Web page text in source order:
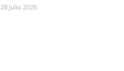
28 julio 2026